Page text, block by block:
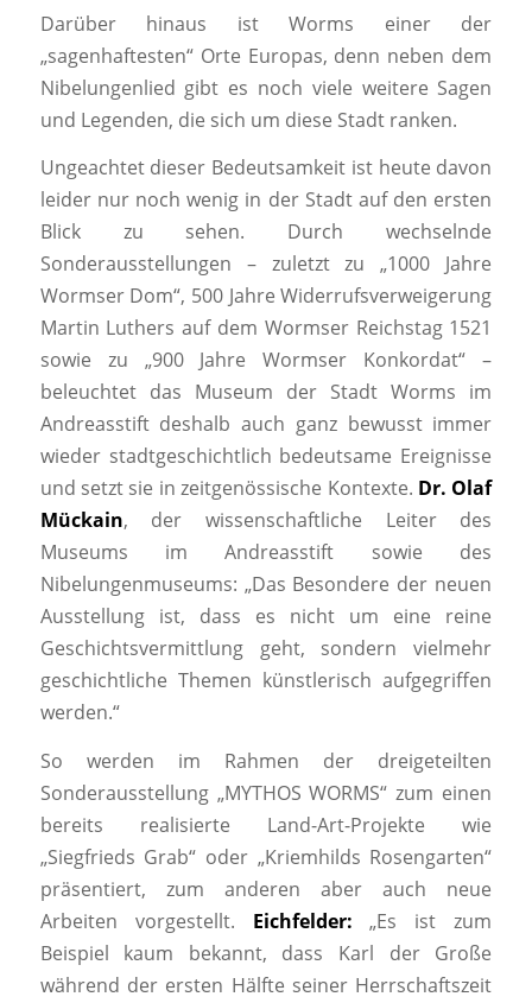
Darüber hinaus ist Worms einer der
„sagenhaftesten“ Orte Europas, denn neben dem
Nibelungenlied gibt es noch viele weitere Sagen
und Legenden, die sich um diese Stadt ranken.
Ungeachtet dieser Bedeutsamkeit ist heute davon
leider nur noch wenig in der Stadt auf den ersten
Blick zu sehen. Durch wechselnde
Sonderausstellungen – zuletzt zu „1000 Jahre
Wormser Dom“, 500 Jahre Widerrufsverweigerung
Martin Luthers auf dem Wormser Reichstag 1521
sowie zu „900 Jahre Wormser Konkordat“ –
beleuchtet das Museum der Stadt Worms im
Andreasstift deshalb auch ganz bewusst immer
wieder stadtgeschichtlich bedeutsame Ereignisse
und setzt sie in zeitgenössische Kontexte. Dr. Olaf
Mückain, der wissenschaftliche Leiter des
Museums im Andreasstift sowie des
Nibelungenmuseums: „Das Besondere der neuen
Ausstellung ist, dass es nicht um eine reine
Geschichtsvermittlung geht, sondern vielmehr
geschichtliche Themen künstlerisch aufgegriffen
werden.“
So werden im Rahmen der dreigeteilten
Sonderausstellung „MYTHOS WORMS“ zum einen
bereits realisierte Land-Art-Projekte wie
„Siegfrieds Grab“ oder „Kriemhilds Rosengarten“
präsentiert, zum anderen aber auch neue
Arbeiten vorgestellt. Eichfelder: „Es ist zum
Beispiel kaum bekannt, dass Karl der Große
während der ersten Hälfte seiner Herrschaftszeit